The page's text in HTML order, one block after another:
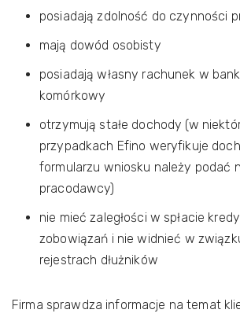
posiadają zdolność do czynności
mają dowód osobisty
posiadają własny rachunek w
komórkowy
otrzymują stałe dochody (w
przypadkach Efino weryfikuje
formularzu wniosku należy podać
pracodawcy)
nie mieć zaległości w spłacie
zobowiązań i nie widnieć w
rejestrach dłużników
Firma sprawdza informacje na temat